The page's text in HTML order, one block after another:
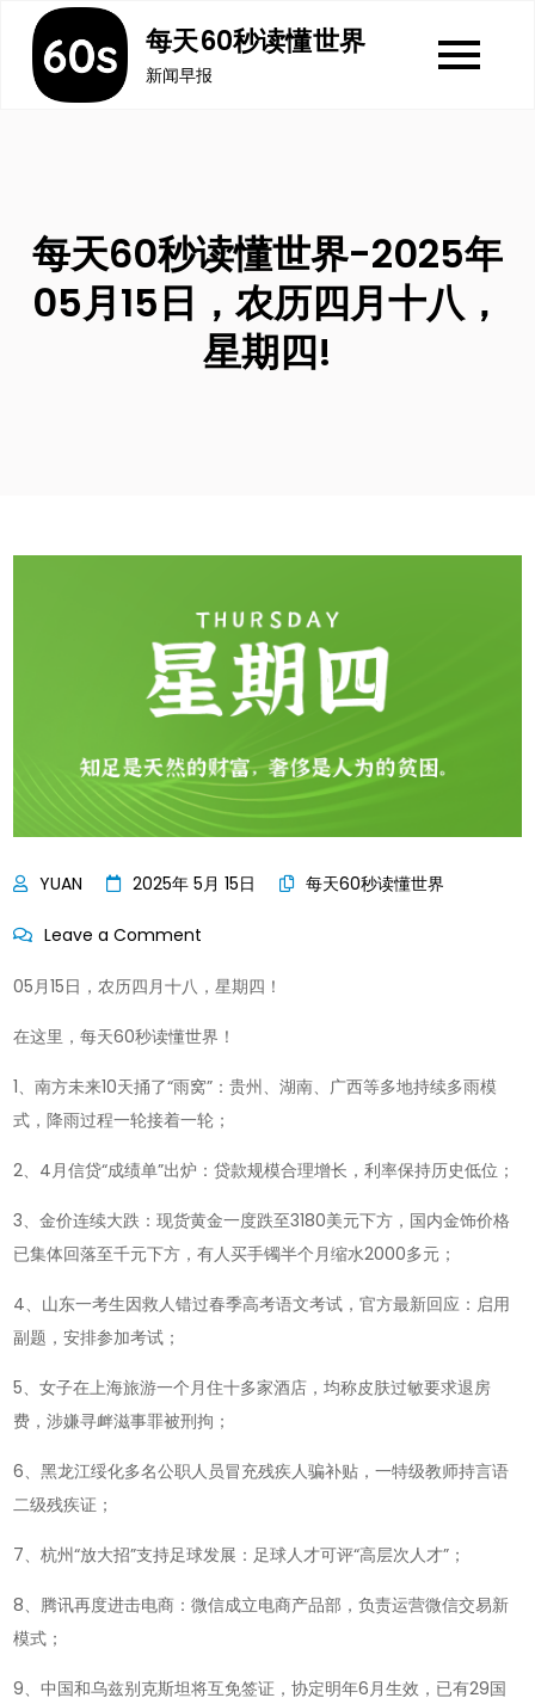
content
每天60秒读懂世界
新闻早报
每天60秒读懂世界-2025年
05月15日，农历四月十八，
星期四!
2025年 5月 15日 每天60秒读懂世界
Leave a Comment
天
60
读
懂
世
年
05
月
农
历
四
八，
星
05月15日，农历四月十八，星期四！
在这里，每天60秒读懂世界！
1、南方未来10天捅了“雨窝”：贵州、湖南、广西等多地持续多雨模
式，降雨过程一轮接着一轮；
2、4月信贷“成绩单”出炉：贷款规模合理增长，利率保持历史低位；
3、金价连续大跌：现货黄金一度跌至3180美元下方，国内金饰价格
已集体回落至千元下方，有人买手镯半个月缩水2000多元；
4、山东一考生因救人错过春季高考语文考试，官方最新回应：启用
副题，安排参加考试；
5、女子在上海旅游一个月住十多家酒店，均称皮肤过敏要求退房
费，涉嫌寻衅滋事罪被刑拘；
6、黑龙江绥化多名公职人员冒充残疾人骗补贴，一特级教师持言语
二级残疾证；
7、杭州“放大招”支持足球发展：足球人才可评“高层次人才”；
8、腾讯再度进击电商：微信成立电商产品部，负责运营微信交易新
模式；
9、中国和乌兹别克斯坦将互免签证，协定明年6月生效，已有29国